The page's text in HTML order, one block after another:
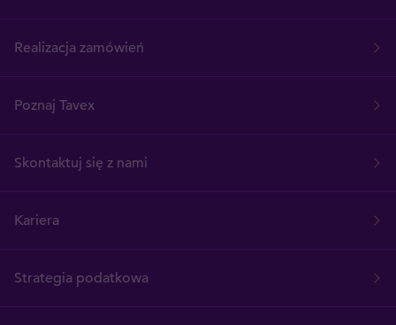
Realizacja zamówień
Poznaj Tavex
Skontaktuj się z nami
Kariera
Strategia podatkowa